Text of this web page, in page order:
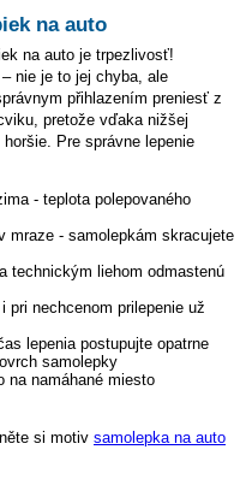
na auto
na auto je trpezlivosť!
nie je to jej chyba, ale
přihlazením preniesť z
pretože vďaka nižšej
Pre správne lepenie
- teplota polepovaného
mraze - samolepkám skracujete
technickým liehom odmastenú
pri nechcenom prilepenie už
lepenia postupujte opatrne
samolepky
na namáhané miesto
si motiv samolepka na auto